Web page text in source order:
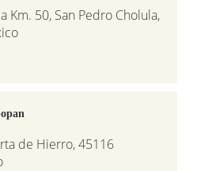
Km. 50, San Pedro Cholula,
de Hierro, 45116